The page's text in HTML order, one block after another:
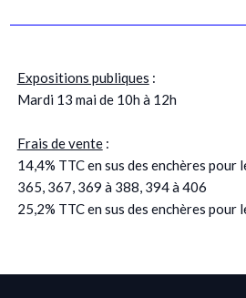
Expositions publiques :
Mardi 13 mai de 10h à 12h
Frais de vente:
14,4% TTC en sus des enchères
365, 367, 369 à 388, 394 à 406
25,2% TTC en sus des enchères pour